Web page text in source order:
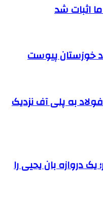
اثبات شد
خوزستان پیوست
به پلی آف نزدیک
دروازه بان یحیی را